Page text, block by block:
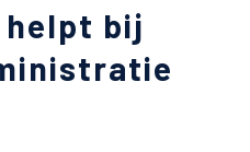
helpt bij